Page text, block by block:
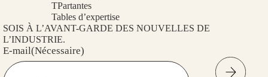
TPartantes
Tables d’expertise
SOIS À L’AVANT-GARDE DES NOUVELLES DE
L’INDUSTRIE.
E-mail(Nécessaire)